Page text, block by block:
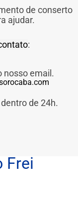
de conserto
ajudar.
:
nosso email.
de 24h.
Frei